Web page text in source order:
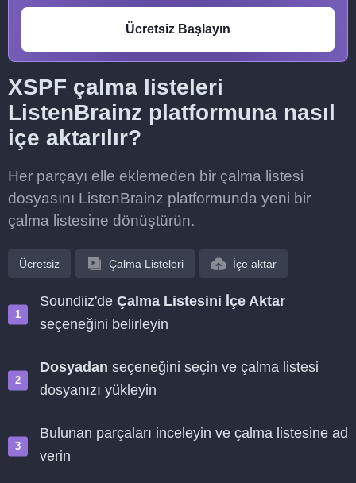
Ücretsiz Başlayın
XSPF çalma listeleri
ListenBrainz platformuna nasıl
içe aktarılır?
Her parçayı elle eklemeden bir çalma listesi
dosyasını ListenBrainz platformunda yeni bir
çalma listesine dönüştürün.
Ücretsiz Çalma Listeleri İçe aktar
Soundiiz'de Çalma Listesini İçe Aktar
seçeneğini belirleyin
Dosyadan seçeneğini seçin ve çalma listesi
dosyanızı yükleyin
Bulunan parçaları inceleyin ve çalma listesine ad
verin